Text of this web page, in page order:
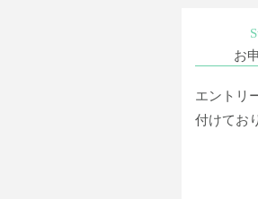
お
エントリ
付けてお